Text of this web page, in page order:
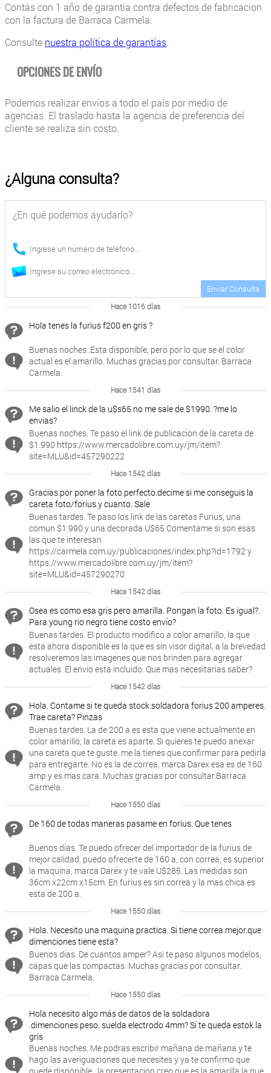
Contás con 1 año de garantia contra defectos de fabricacion
con la factura de Barraca Carmela.
Consulte nuestra política de garantías.
OPCIONES DE ENVÍO
Podemos realizar envíos a todo el país por medio de
agencias. El traslado hasta la agencia de preferencia del
cliente se realiza sin costo.
¿Alguna consulta?
Enviar Consulta
Hace 1016 días
Hola tenes la furius f200 en gris ?
Buenas noches .Esta disponible, pero por lo que se el color
actual es el amarillo. Muchas gracias por consultar. Barraca
Carmela.
Hace 1541 días
Me salio el linck de la u$s65 no me sale de $1990. ?me lo
envias?
Buenas noches. Te paso el link de publicacion de la careta de
$1.990 https://www.mercadolibre.com.uy/jm/item?
site=MLU&id=457290222
Hace 1542 días
Gracias.por poner la foto.perfecto.decime si me conseguis la
careta foto/forius.y cuanto. Sale
Buenas tardes. Te paso los link de las caretas Furius, una
comun $1.990 y una decorada U$65 Comentame si son esas
las que te interesan
https://carmela.com.uy/publicaciones/index.php?id=1792 y
https://www.mercadolibre.com.uy/jm/item?
site=MLU&id=457290270
Hace 1542 días
Osea es como esa gris pero amarilla. Pongan la foto. Es igual?.
Para young rio negro tiene costo envío?
Buenas tardes. El producto modifico a color amarillo, la que
esta ahora disponible es la que es sin visor digital, a la brevedad
resolveremos las imagenes que nos brinden para agregar
actuales. El envio esta incluido. Que mas necesitarias saber?
Hace 1542 días
Hola. Contame si te queda stock.soldadora forius 200 amperes.
Trae careta? Pinzas
Buenas tardes. La de 200 a es esta que viene actualmente en
color amarillo, la careta es aparte. Si quieres te puedo anexar
una careta que te guste. me la tienes que confirmar para pedirla
para entregarte. No es la de correa, marca Darex esa es de 160
amp y es mas cara. Muchas gracias por consultar.Barraca
Carmela.
Hace 1550 días
De 160.de todas maneras pasame en forius. Que tenes
Buenos días. Te puedo ofrecer del importador de la furius de
mejor calidad, puedo ofrecerte de 160 a, con correa, es superior
la maquina, marca Daréx y te vale U$285. Las medidas son
36cm x22cm x15cm. En furius es sin correa y la mas chica es
esta de 200 a.
Hace 1550 días
Hola. Necesito una maquina practica. Si tiene correa.mejor.que
dimenciones tiene esta?
Buenos días. De cuantos amper? Asi te paso algunos modelos,
capas que las compactas. Muchas gracias por consultar.
Barraca Carmela.
Hace 1550 días
Hola necesito algo más de datos de la soldadora
.dimenciones.peso. suelda electrodo 4mm? Sí te queda estok.la
gris
Buenas noches. Me podras escribir mañana de mañana y te
hago las averiguaciones que necesites y ya te confirmo que